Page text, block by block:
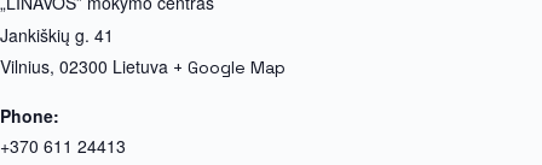
Jankiškių g. 41
Vilnius, 02300 Lietuva + Google Map
Phone:
+370 611 24413